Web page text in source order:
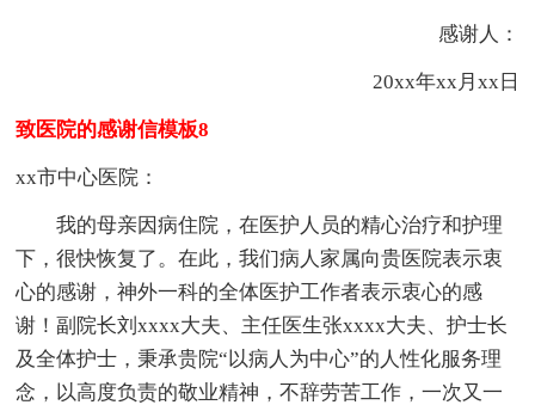
感谢人：
20xx年xx月xx日
致医院的感谢信模板8
xx市中心医院：
我的母亲因病住院，在医护人员的精心治疗和护理
下，很快恢复了。在此，我们病人家属向贵医院表示衷
心的感谢，神外一科的全体医护工作者表示衷心的感
谢！副院长刘xxxx大夫、主任医生张xxxx大夫、护士长
及全体护士，秉承贵院“以病人为中心”的人性化服务理
念，以高度负责的敬业精神，不辞劳苦工作，一次又一